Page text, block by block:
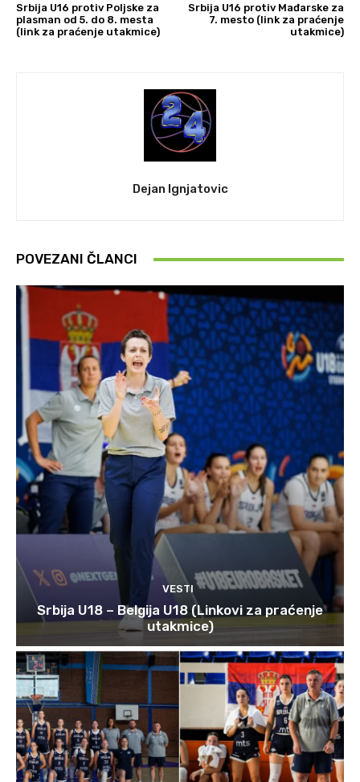
Srbija U16 protiv Poljske za
plasman od 5. do 8. mesta
(link za praćenje utakmice)
Srbija U16 protiv Mađarske za
7. mesto (link za praćenje
utakmice)
Dejan Ignjatovic
POVEZANI ČLANCI
VESTI
Srbija U18 – Belgija U18 (Linkovi za praćenje
utakmice)